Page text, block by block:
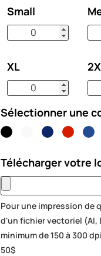
Small
XL
Sélectionner une
Télécharger votre
Pour une impression de
d'un fichier vectoriel (AI,
minimum de 150 à 300
50$